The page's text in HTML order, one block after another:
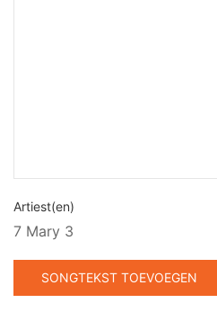
Artiest(en)
7 Mary 3
SONGTEKST TOEVOEGEN